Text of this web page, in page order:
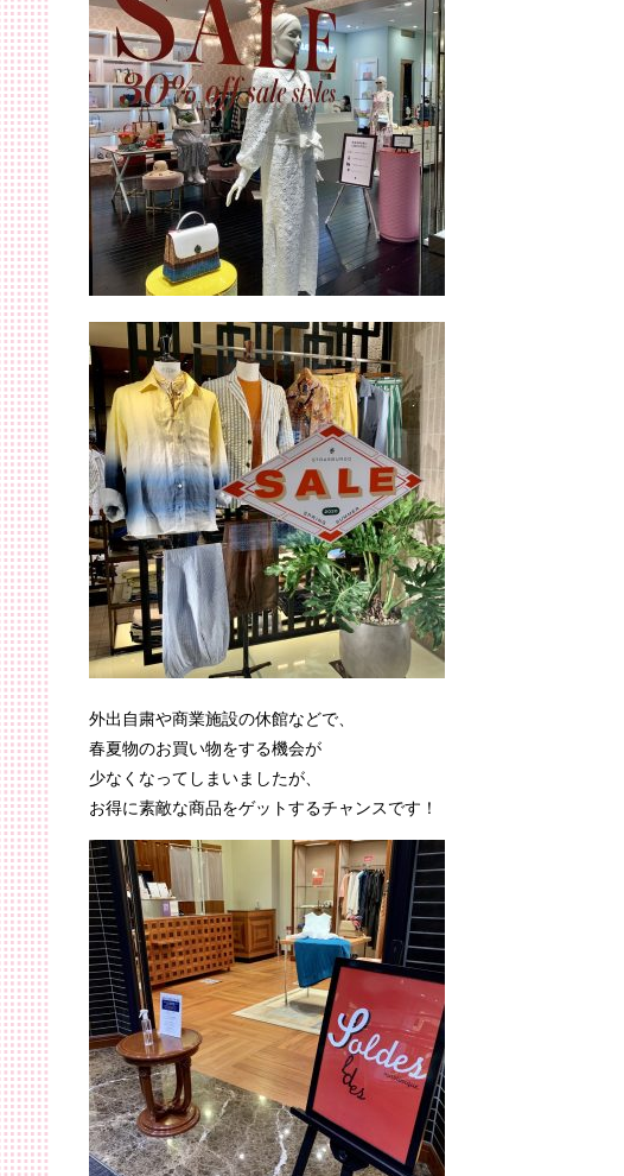
外出自粛や商業施設の休館などで、
春夏物のお買い物をする機会が
少なくなってしまいましたが、
お得に素敵な商品をゲットするチャンスです！